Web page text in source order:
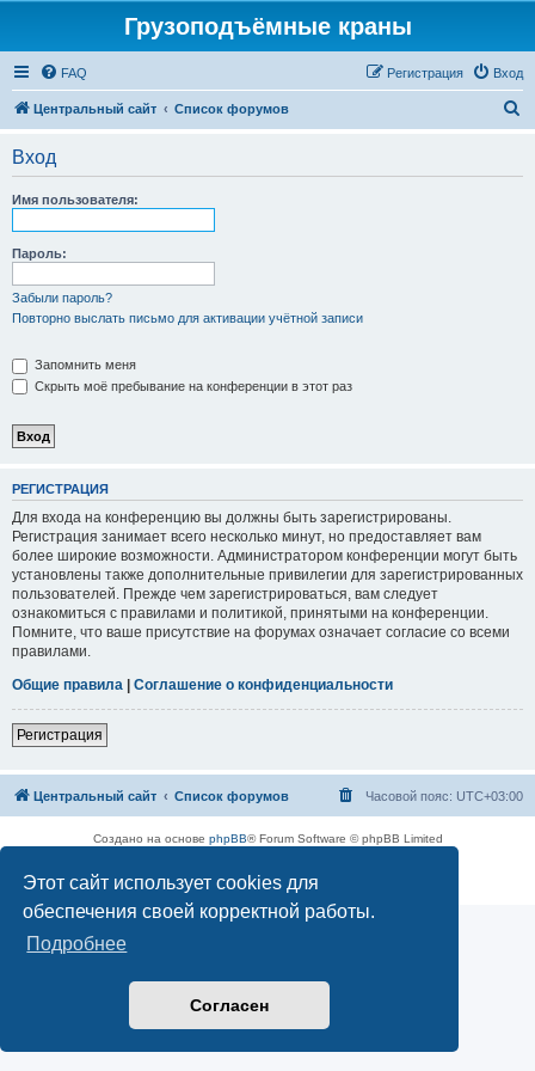
Этот сайт использует cookies для
обеспечения своей корректной работы.
Подробнее
Согласен
Грузоподъёмные краны
FAQ Вход
Регистрация
Центральный сайт Список форумов
Вход
Имя пользователя:
Пароль:
Забыли пароль?
Повторно выслать письмо для активации учётной записи
Запомнить меня
Скрыть моё пребывание на конференции в этот раз
РЕГИСТРАЦИЯ
Для входа на конференцию вы должны быть зарегистрированы.
Регистрация занимает всего несколько минут, но предоставляет вам
более широкие возможности. Администратором конференции могут быть
установлены также дополнительные привилегии для зарегистрированных
пользователей. Прежде чем зарегистрироваться, вам следует
ознакомиться с правилами и политикой, принятыми на конференции.
Помните, что ваше присутствие на форумах означает согласие со всеми
правилами.
Общие правила | Соглашение о конфиденциальности
Регистрация
Центральный сайт Список форумов Часовой пояс: UTC+03:00
Создано на основе phpBB® Forum Software © phpBB Limited
Конфиденциальность|Правила